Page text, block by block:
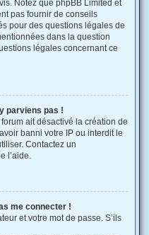
Notez que phpBB Limited et
pas fournir de conseils
pour des questions légales de
dans la question
légales concernant ce
parviens pas !
ait désactivé la création de
banni votre IP ou interdit le
Contactez un
l’aide.
me connecter !
et votre mot de passe. S’ils